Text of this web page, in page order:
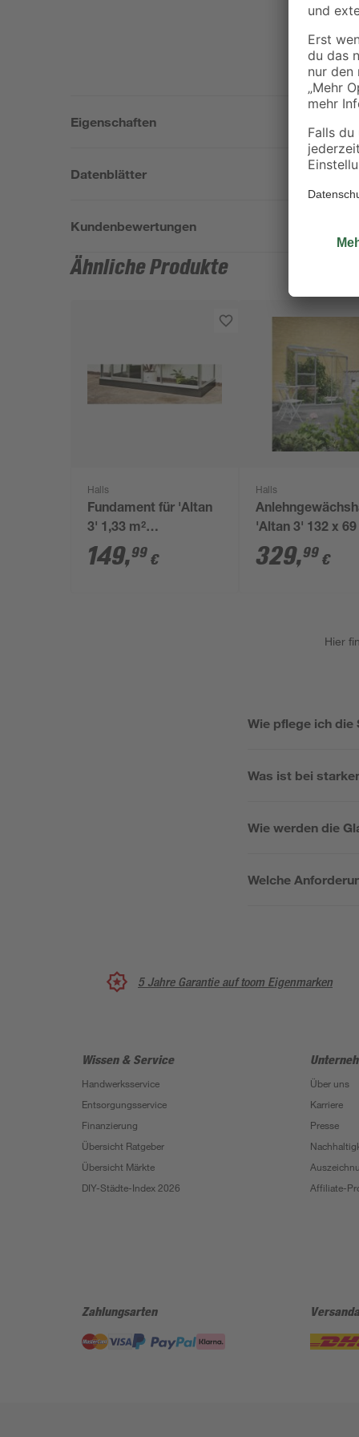
Eigenschaften
Datenblätter
Kundenbewertungen
Ähnliche Produkte
Halls
Fundament für 'Altan
3' 1,33 m²
Gewächshaus
149,99 €
Halls
'Altan 3' 132 x
mit 3 mm
aluminiumfarben
329,99 €
Hier
Wie pflege ich die
Was ist bei
Wie werden die
Welche
5 Jahre Garantie auf toom Eigenmarken
Wissen & Service
Handwerksservice
Entsorgungsservice
Finanzierung
Übersicht Ratgeber
Übersicht Märkte
DIY-Städte-Index 2026
Über uns
Karriere
Presse
Affiliate-
Zahlungsarten